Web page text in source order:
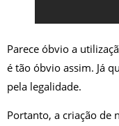
Parece óbvio a
é tão óbvio assim. Já
pela legalidade.
Portanto, a criação de